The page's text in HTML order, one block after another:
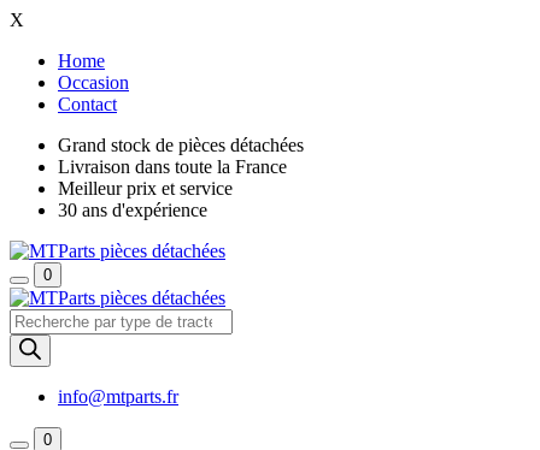
X
Home
Occasion
Contact
Grand stock de pièces détachées
Livraison dans toute la France
Meilleur prix et service
30 ans d'expérience
0
Recherche
de
produits
info@mtparts.fr
0